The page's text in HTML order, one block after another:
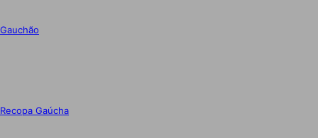
Gauchão
Recopa Gaúcha